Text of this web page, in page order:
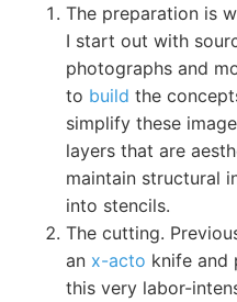
The preparation is
I start out with
photographs and
to build the
simplify these
layers that are
maintain structural
into stencils.
The cutting.
an x-acto knife and
this very labor-